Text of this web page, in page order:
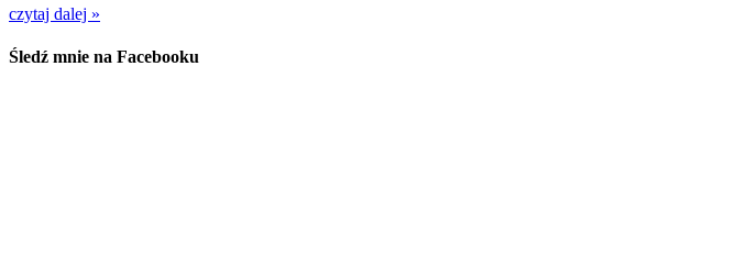
czytaj dalej »
Śledź mnie na Facebooku